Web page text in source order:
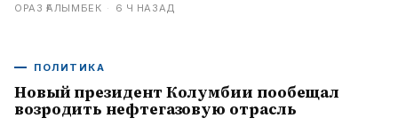
ОРАЗ ҒАЛЫМБЕК · 6 Ч НАЗАД
ПОЛИТИКА
Новый президент Колумбии пообещал
возродить нефтегазовую отрасль